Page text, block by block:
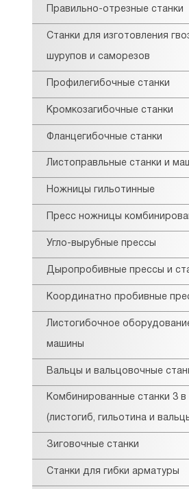
Правильно-отрезные станки
Станки для изготовления
шурупов и саморезов
Профилегибочные станки
Кромкозагибочные станки
Фланцегибочные станки
Листоправльные станки и
Ножницы гильотинные
Пресс ножницы
Угло-вырубные прессы
Дыропробивные прессы и
Координатно пробивные
Листогибочное
машины
Вальцы и вальцовочные
Комбинированные станки 3 в
(листогиб, гильотина и
Зиговочные станки
Станки для гибки арматуры